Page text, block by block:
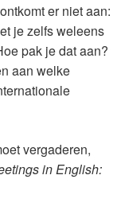
er niet aan:
je zelfs weleens
pak je dat aan?
aan welke
vergaderen,
in English: